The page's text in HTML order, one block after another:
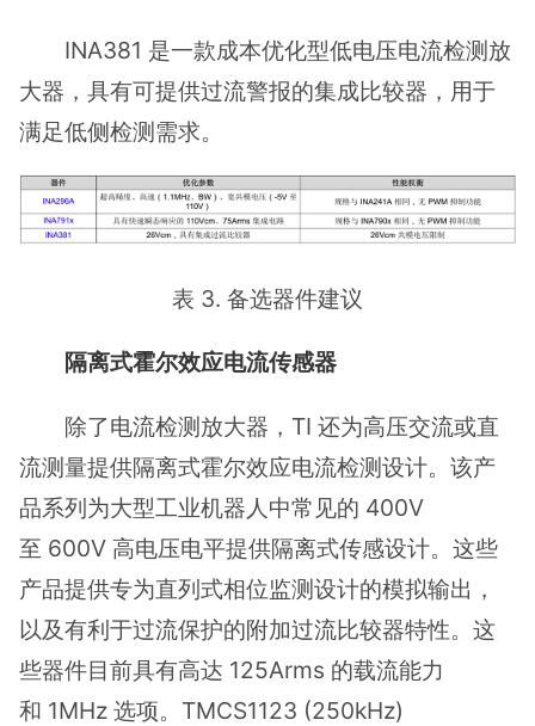
INA381 是一款成本优化型低电压电流检测放
大器，具有可提供过流警报的集成比较器，用于
满足低侧检测需求。
表 3. 备选器件建议
隔离式霍尔效应电流传感器
除了电流检测放大器，TI 还为高压交流或直
流测量提供隔离式霍尔效应电流检测设计。该产
品系列为大型工业机器人中常见的 400V
至 600V 高电压电平提供隔离式传感设计。这些
产品提供专为直列式相位监测设计的模拟输出，
以及有利于过流保护的附加过流比较器特性。这
些器件目前具有高达 125Arms 的载流能力
和 1MHz 选项。TMCS1123 (250kHz)